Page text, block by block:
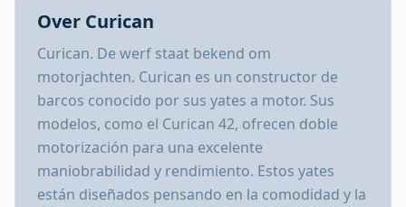
Over Curican
Curican. De werf staat bekend om
motorjachten. Curican es un constructor de
barcos conocido por sus yates a motor. Sus
modelos, como el Curican 42, ofrecen doble
motorización para una excelente
maniobrabilidad y rendimiento. Estos yates
están diseñados pensando en la comodidad y la